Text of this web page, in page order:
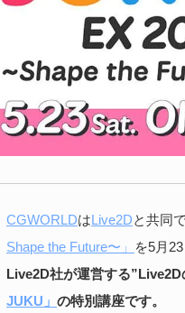
CGWORLDはLive2Dと共同
Shape the Future〜」
を5月
Live2D社が運営する
JUKU」 の特別講座です。